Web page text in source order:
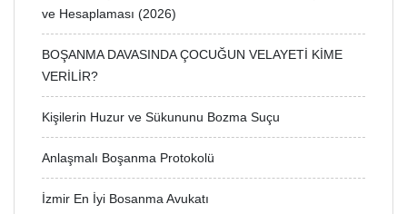
ve Hesaplaması (2026)
BOŞANMA DAVASINDA ÇOCUĞUN VELAYETİ KİME
VERİLİR?
Kişilerin Huzur ve Sükununu Bozma Suçu
Anlaşmalı Boşanma Protokolü
İzmir En İyi Bosanma Avukatı